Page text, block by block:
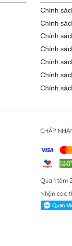
Chính
Chính
Chính
Chính
Chính
Chính
Chính
CHẤP
Quan tâm
Nhận các